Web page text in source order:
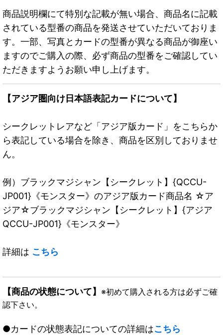
商品説明欄にて特別な記載が無い場合、商品名に記載
されている型番の商品を発送させていただいておりま
す。一部、写真とカードの型番が異なる商品が御座い
ますのでご購入の際、必ず商品の型番をご確認してい
ただきますようお願い申し上げます。
【アジア圏向け日本語表記カードについて】
シークレットレアなど「アジア版カード」をこちらか
ら表記している場合を除き、商品を区別しておりませ
ん。
例）ブラックマジシャン【シークレット】{QCCU-
JP001}《モンスター》のアジア版カード商品名 ☆ア
ジア☆ブラックマジシャン【シークレット】{アジア
QCCU-JP001}《モンスター》
詳細は こちら
【商品の状態について】 ※初めて購入される方は必ずご確
認下さい。
●カードの状態表記についての詳細はこちら